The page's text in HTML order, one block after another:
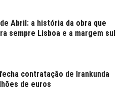
Abril: a história da obra que
sempre Lisboa e a margem sul
contratação de Irankunda
de euros